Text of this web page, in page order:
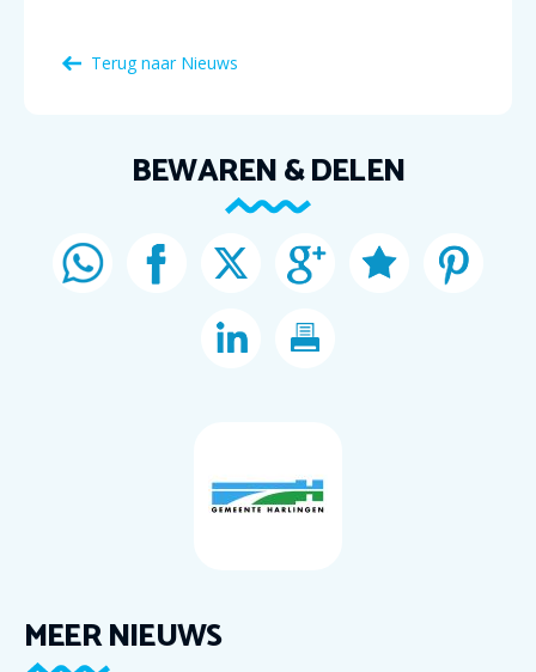
Terug naar Nieuws
BEWAREN & DELEN
MEER NIEUWS